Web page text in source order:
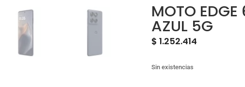
MOTO
AZUL 5G
$ 1.252.414
Sin existencias